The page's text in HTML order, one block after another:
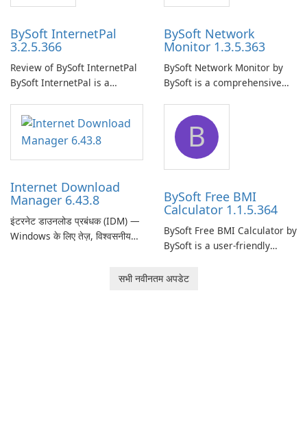
BySoft InternetPal
3.2.5.366
Review of BySoft InternetPal
BySoft InternetPal is a
application designed to
monitor your internet
connection and provide real-
time insights into its
BySoft Network
Monitor 1.3.5.363
BySoft Network Monitor by
BySoft is a comprehensive
designed to help businesses
effectively manage their
network infrastructure.
Internet Download
Manager 6.43.8
इंटरनेट डाउनलोड प्रबंधक (IDM) —
Windows के लिए तेज़, विश्वसनीय
Microsoft Windows के लिए एक
B
BySoft Free BMI
Calculator 1.1.5.364
BySoft Free BMI Calculator by
BySoft is a user-friendly
designed to help you
सभी नवीनतम अपडेट